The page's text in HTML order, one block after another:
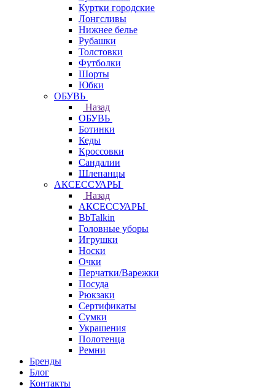
Куртки городские
Лонгсливы
Нижнее белье
Рубашки
Толстовки
Футболки
Шорты
Юбки
ОБУВЬ
Назад
ОБУВЬ
Ботинки
Кеды
Кроссовки
Сандалии
Шлепанцы
АКСЕССУАРЫ
Назад
АКСЕССУАРЫ
BbTalkin
Головные уборы
Игрушки
Носки
Очки
Перчатки/Варежки
Посуда
Рюкзаки
Сертификаты
Сумки
Украшения
Полотенца
Ремни
Бренды
Блог
Контакты